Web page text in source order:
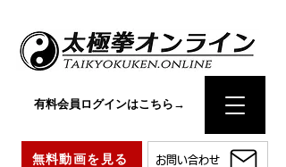
お問い合わせ
無料動画を見る
有料会員ログインはこちら→